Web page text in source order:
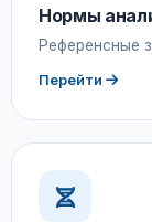
Нормы
Референсные
Перейти